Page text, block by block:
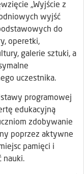
„Wyjście z
wyjść
do
operetki,
galerie sztuki, a
uczestnika.
programowej
edukacyjną
zdobywanie
poprzez aktywne
pamięci i
nauki.